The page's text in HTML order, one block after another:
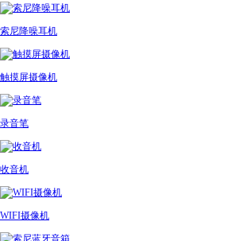
索尼降噪耳机
触摸屏摄像机
录音笔
收音机
WIFI摄像机